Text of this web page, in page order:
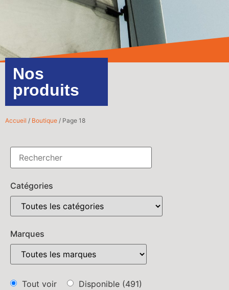
Nos
produits
Accueil / Boutique / Page 18
Catégories
Marques
Tout voir Disponible (491)